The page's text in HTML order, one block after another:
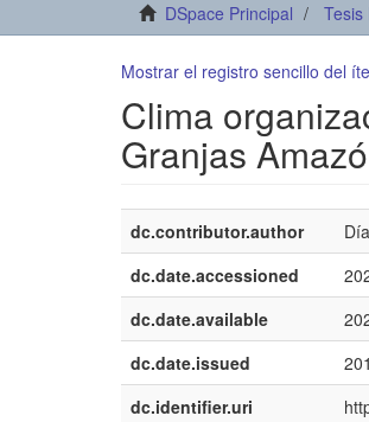
DSpace Principal Tesis
Mostrar el registro sencillo del
Clima
Granjas
dc.contributor.author
dc.date.accessioned
dc.date.available
dc.date.issued
dc.identifier.uri